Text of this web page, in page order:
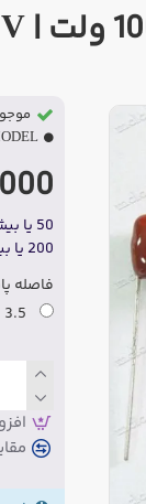
50 یا بیشتر 13,770ریال
200 یا بیشتر 12,580ریال
فاصله
3.5